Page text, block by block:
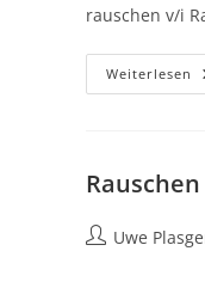
rauschen v/i
Weiterlesen
Rauschen
Beitrags-
Uwe